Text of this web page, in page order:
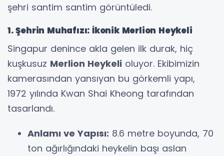
şehri santim santim görüntüledi.
1. Şehrin Muhafızı: İkonik Merlion Heykeli
Singapur denince akla gelen ilk durak, hiç
kuşkusuz Merlion Heykeli oluyor. Ekibimizin
kamerasından yansıyan bu görkemli yapı,
1972 yılında Kwan Shai Kheong tarafından
tasarlandı.
Anlamı ve Yapısı: 8.6 metre boyunda, 70
ton ağırlığındaki heykelin başı aslan